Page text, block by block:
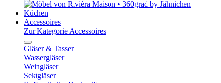
Küchen
Accessoires
Zur Kategorie Accessoires
Gläser & Tassen
Wassergläser
Weingläser
Sektgläser